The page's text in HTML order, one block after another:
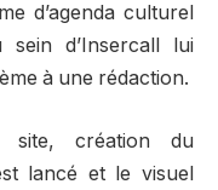
d’agenda culturel
sein d’Insercall lui
à une rédaction.
site, création du
lancé et le visuel